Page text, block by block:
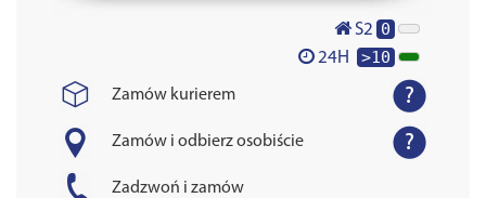
S2 0
24H >10
Zamów kurierem
Zamów i odbierz osobiście
Zadzwoń i zamów